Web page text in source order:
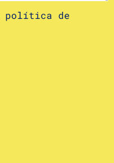
política de